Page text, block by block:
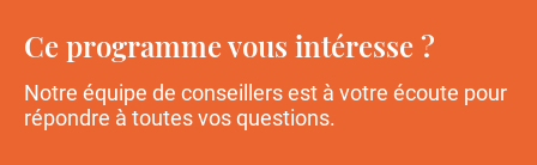
Ce programme vous intéresse ?
Notre équipe de conseillers est à votre écoute pour
répondre à toutes vos questions.